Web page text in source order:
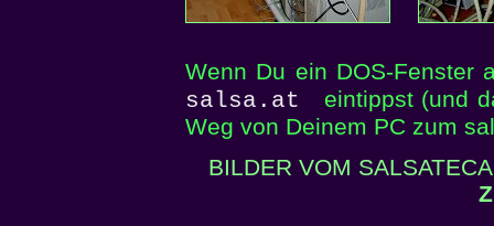
Wenn Du ein DOS-
salsa.at eintippst (und
Weg von Deinem PC zum
BILDER VOM